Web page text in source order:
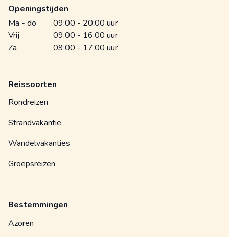
Openingstijden
Ma - do
09:00 - 20:00 uur
Vrij
09:00 - 16:00 uur
Za
09:00 - 17:00 uur
Reissoorten
Rondreizen
Strandvakantie
Wandelvakanties
Groepsreizen
Bestemmingen
Azoren